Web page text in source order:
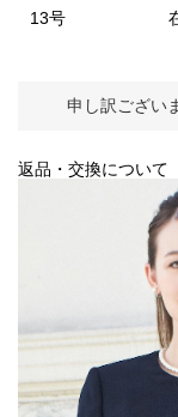
13号
申し訳ござい
返品・交換について